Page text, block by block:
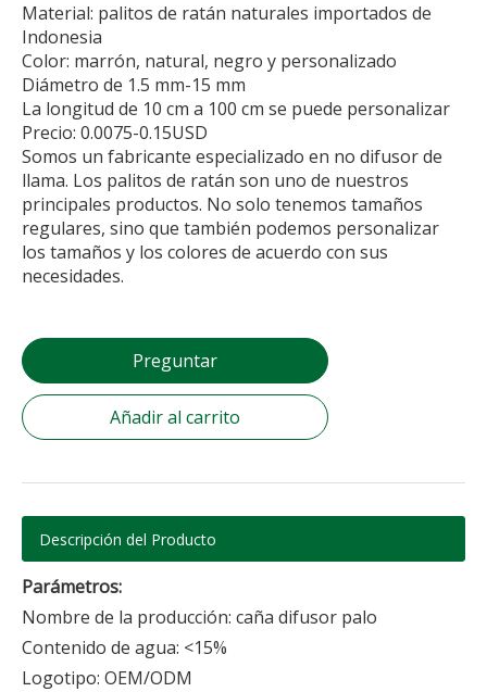
Material: palitos de ratán naturales importados de
Indonesia
Color: marrón, natural, negro y personalizado
Diámetro de 1.5 mm-15 mm
La longitud de 10 cm a 100 cm se puede personalizar
Precio: 0.0075-0.15USD
Somos un fabricante especializado en no difusor de
llama. Los palitos de ratán son uno de nuestros
principales productos. No solo tenemos tamaños
regulares, sino que también podemos personalizar
los tamaños y los colores de acuerdo con sus
necesidades.
Preguntar
Añadir al carrito
Descripción del Producto
Parámetros:
Nombre de la producción: caña difusor palo
Contenido de agua: <15%
Logotipo: OEM/ODM